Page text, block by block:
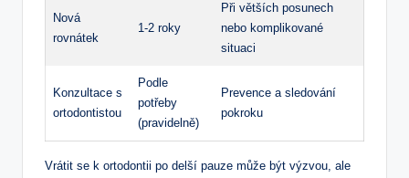
Nová
rovnátek
1-2 roky
Při větších posunech
nebo komplikované
situaci
Konzultace s
ortodontistou
Podle
potřeby
(pravidelně)
Prevence a sledování
pokroku
Vrátit se k ortodontii po delší pauze může být výzvou, ale